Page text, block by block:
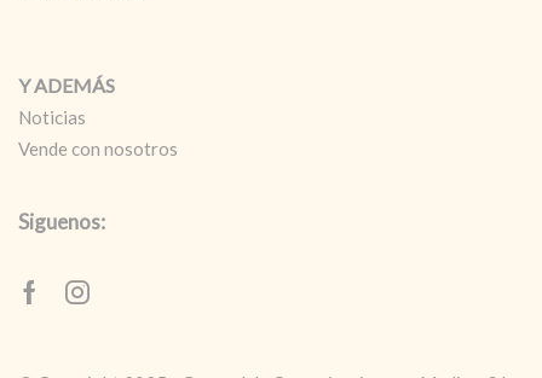
Y ADEMÁS
Noticias
Vende con nosotros
Siguenos:
FacebookInstagram